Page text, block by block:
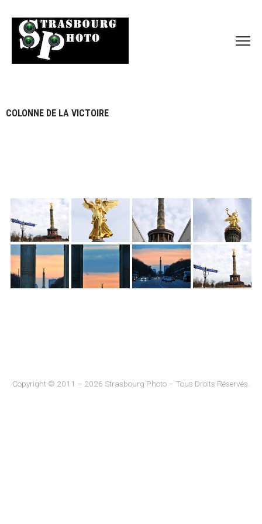
COLONNE DE LA VICTOIRE
Copyright © 2011 – 2026 Strasbourg Photo – Tous Droits Réservés.